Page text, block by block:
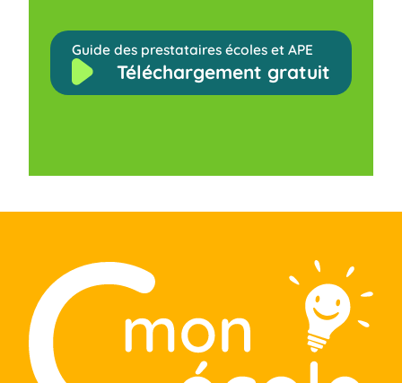
Guide des prestataires écoles et APE
Téléchargement gratuit